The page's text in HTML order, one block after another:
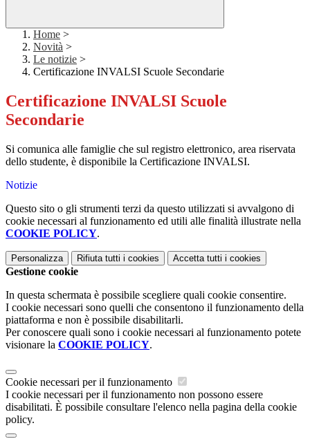
Home >
Novità >
Le notizie >
Certificazione INVALSI Scuole Secondarie
Certificazione INVALSI Scuole
Secondarie
Si comunica alle famiglie che sul registro elettronico, area riservata
dello studente, è disponibile la Certificazione INVALSI.
Notizie
Questo sito o gli strumenti terzi da questo utilizzati si avvalgono di
cookie necessari al funzionamento ed utili alle finalità illustrate nella
COOKIE POLICY.
Personalizza Rifiuta tutti i cookies Accetta tutti i cookies
Gestione cookie
In questa schermata è possibile scegliere quali cookie consentire.
I cookie necessari sono quelli che consentono il funzionamento della
piattaforma e non è possibile disabilitarli.
Per conoscere quali sono i cookie necessari al funzionamento potete
visionare la COOKIE POLICY.
Cookie necessari per il funzionamento
I cookie necessari per il funzionamento non possono essere
disabilitati. È possibile consultare l'elenco nella pagina della cookie
policy.